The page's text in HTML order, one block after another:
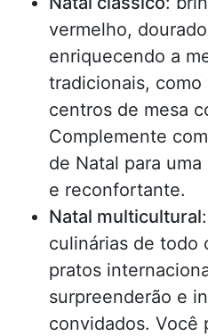
vermelho,
enriquecendo a
tradicionais,
centros de mesa
Complemente
de Natal para
e reconfortante.
Natal multicultural
culinárias de todo
pratos
surpreenderão e
convidados. Você